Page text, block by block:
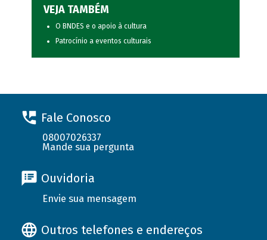
VEJA TAMBÉM
O BNDES e o apoio à cultura
Patrocínio a eventos culturais
Fale Conosco
08007026337
Mande sua pergunta
Ouvidoria
Envie sua mensagem
Outros telefones e endereços